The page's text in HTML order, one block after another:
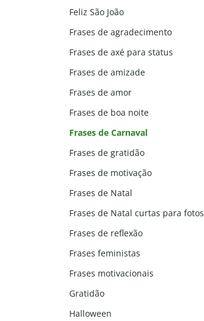
Feliz São João
Frases de agradecimento
Frases de axé para status
Frases de amizade
Frases de amor
Frases de boa noite
Frases de Carnaval
Frases de gratidão
Frases de motivação
Frases de Natal
Frases de Natal curtas para fotos
Frases de reflexão
Frases feministas
Frases motivacionais
Gratidão
Halloween